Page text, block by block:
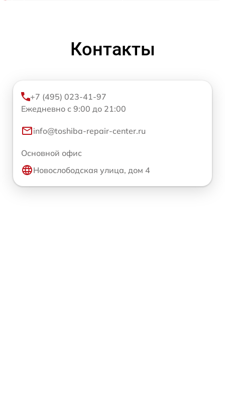
Контакты
+7 (495) 023-41-97
Ежедневно с 9:00 до 21:00
info@toshiba-repair-center.ru
Основной офис
Новослободская улица, дом 4